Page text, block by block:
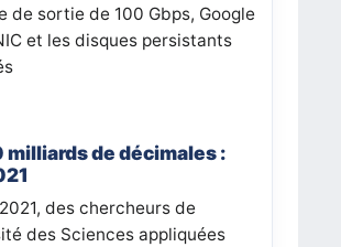
de sortie de 100 Gbps, Google
et les disques persistants
de décimales :
des chercheurs de
des Sciences appliquées